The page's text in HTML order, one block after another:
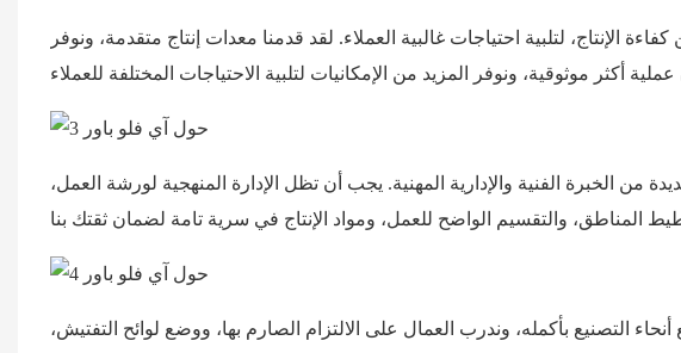
لتلبية احتياجات غالبية العملاء. لقد قدمنا ​​معدات إنتاج متقدمة، ونوفر
الخبرة الفنية والإدارية المهنية. يجب أن تظل الإدارة المنهجية لورشة العمل،
التصنيع بأكمله، وندرب العمال على الالتزام الصارم بها، ووضع لوائح التفتيش،